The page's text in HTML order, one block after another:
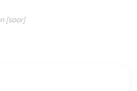
[soor]